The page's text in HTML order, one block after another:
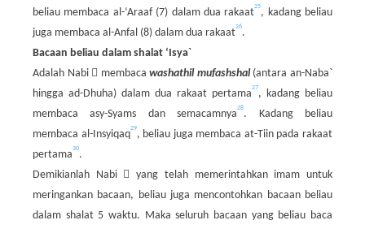
beliau membaca al-‘Araaf (7) dalam dua rakaat
25
, kadang beliau
juga membaca al-Anfal (8) dalam dua rakaat
26
.
Bacaan beliau dalam shalat ‘Isya`
Adalah Nabi  membacawashathil mufashshal (antara an-Naba`
hingga ad-Dhuha) dalam dua rakaat pertama
27
, kadang beliau
membaca asy-Syams dan semacamnya
28
. Kadang beliau
membaca al-Insyiqaq
29
, beliau juga membaca at-Tiin pada rakaat
pertama
30
.
Demikianlah Nabi  yang telah memerintahkan imam untuk
meringankan bacaan, beliau juga mencontohkan bacaan beliau
dalam shalat 5 waktu. Maka seluruh bacaan yang beliau baca